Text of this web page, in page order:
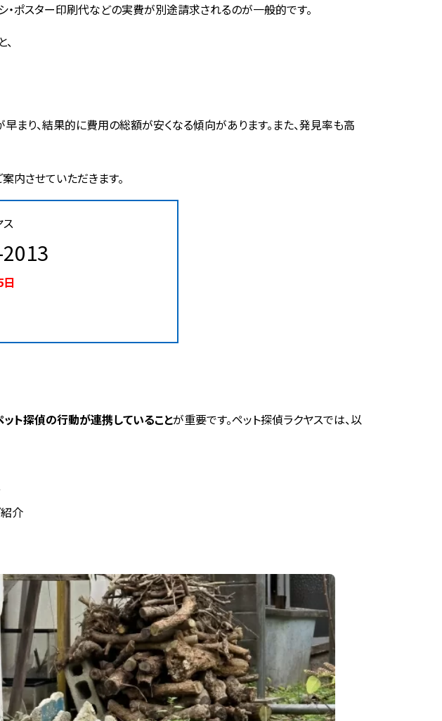
・ポスター印刷代などの実費が別途請求されるのが一般的です。
り、結果的に費用の総額が安くなる傾向があります。また、発見率も高
内させていただきます。
ス
日
ト探偵の行動が連携していることが重要です。ペット探偵ラクヤスでは、以
介